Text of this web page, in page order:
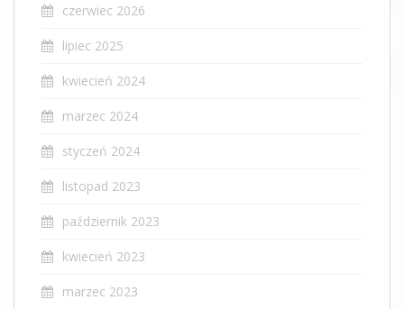
czerwiec 2026
lipiec 2025
kwiecień 2024
marzec 2024
styczeń 2024
listopad 2023
październik 2023
kwiecień 2023
marzec 2023